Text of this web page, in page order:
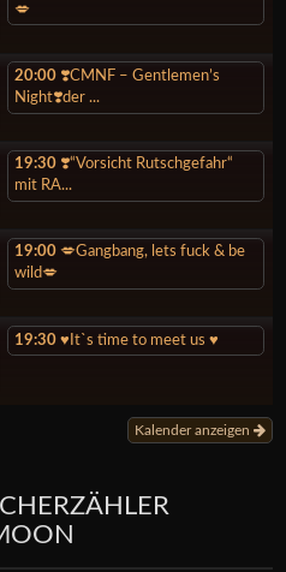
💋
20:00 ❣️CMNF – Gentlemen’s
Night❣️der ...
19:30 ❣️“Vorsicht Rutschgefahr“
mit RA...
19:00💋Gangbang, lets fuck & be
wild💋
19:30♥️It`s time to meet us ♥️
Kalender anzeigen